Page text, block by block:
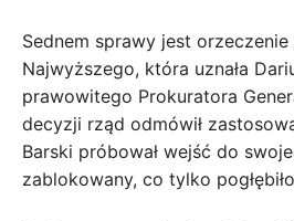
Sednem sprawy jest orzeczenie
Najwyższego, która uznała
prawowitego Prokuratora
decyzji rząd odmówił
Barski próbował wejść do
zablokowany, co tylko